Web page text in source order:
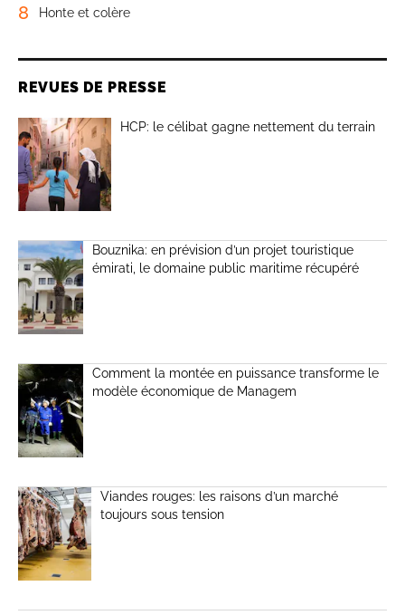
8 Honte et colère
REVUES DE PRESSE
HCP: le célibat gagne nettement du terrain
Bouznika: en prévision d’un projet touristique
émirati, le domaine public maritime récupéré
Comment la montée en puissance transforme le
modèle économique de Managem
Viandes rouges: les raisons d’un marché
toujours sous tension